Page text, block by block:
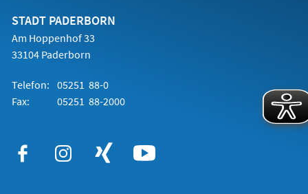
STADT PADERBORN
Am Hoppenhof 33
33104 Paderborn
Telefon: 05251 88-0
Fax:
05251 88-2000